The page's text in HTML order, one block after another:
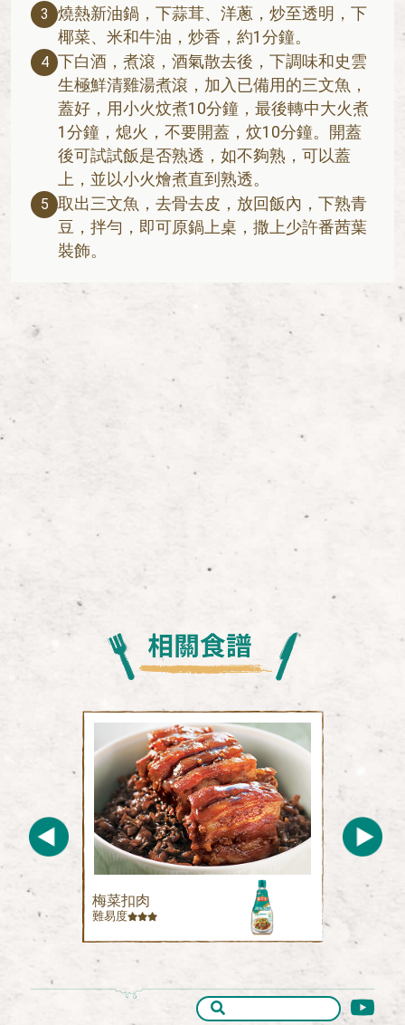
3
燒熱新油鍋，下蒜茸、洋蔥，炒至透明，下
椰菜、米和牛油，炒香，約1分鐘。
4 下白酒，煮滾，酒氣散去後，下調味和史雲
生極鮮清雞湯煮滾，加入已備用的三文魚，
蓋好，用小火炆煮10分鐘，最後轉中大火煮
1分鐘，熄火，不要開蓋，炆10分鐘。開蓋
後可試試飯是否熟透，如不夠熟，可以蓋
上，並以小火燴煮直到熟透。
5 取出三文魚，去骨去皮，放回飯內，下熟青
豆，拌勻，即可原鍋上桌，撒上少許番茜葉
裝飾。
梅菜扣肉
難易度